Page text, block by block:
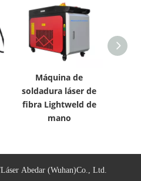
Máquina de
soldadura láser de
fibra Lightweld de
mano
Láser Abedar (Wuhan)Co., Ltd.